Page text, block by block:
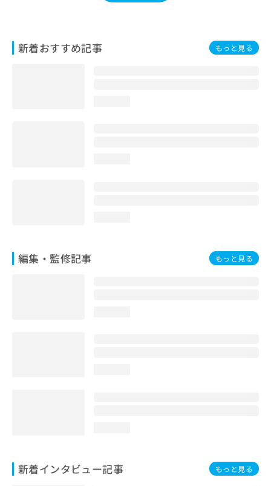
新着おすすめ記事 もっと見る
編集・監修記事 もっと見る
新着インタビュー記事 もっと見る
合
わ